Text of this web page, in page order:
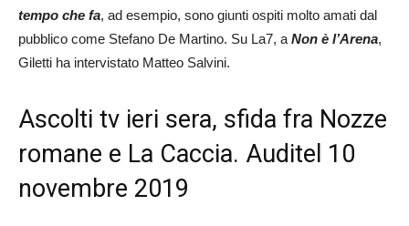
tempo che fa, ad esempio, sono giunti ospiti molto amati dal
pubblico come Stefano De Martino. Su La7, a Non è l’Arena,
Giletti ha intervistato Matteo Salvini.
Ascolti tv ieri sera, sfida fra Nozze
romane e La Caccia. Auditel 10
novembre 2019